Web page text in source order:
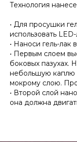
Технология
• Для просушки
использовать
• Наноси гель-лак
• Первым слоем
боковых пазухах.
небольшую каплю
мокрому слою.
• Второй слой
она должна